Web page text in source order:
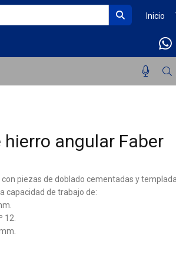
Inicio
angular Faber
piezas de doblado cementadas y
capacidad de trabajo de:
12.